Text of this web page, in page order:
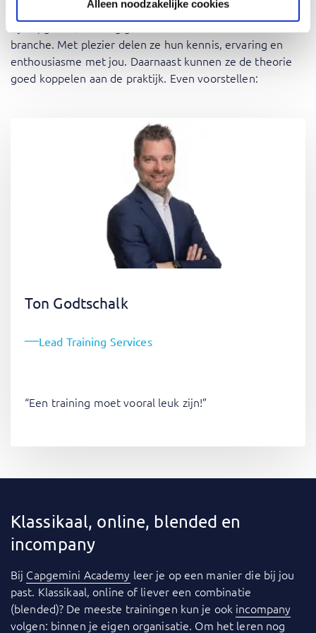
Alleen noodzakelijke cookies
Onze trainers zijn gespecialiseerd in datamanagement. Ze
zijn opgeleid, volledig gecertificeerd en werken zelf in de
branche. Met plezier delen ze hun kennis, ervaring en
enthousiasme met jou. Daarnaast kunnen ze de theorie
goed koppelen aan de praktijk. Even voorstellen:
Ton Godtschalk
Lead Training Services
“Een training moet vooral leuk zijn!”
Klassikaal, online, blended en
incompany
Bij Capgemini Academy leer je op een manier die bij jou
past. Klassikaal, online of liever een combinatie
(blended)? De meeste trainingen kun je ook incompany
volgen: binnen je eigen organisatie. Om het leren nog